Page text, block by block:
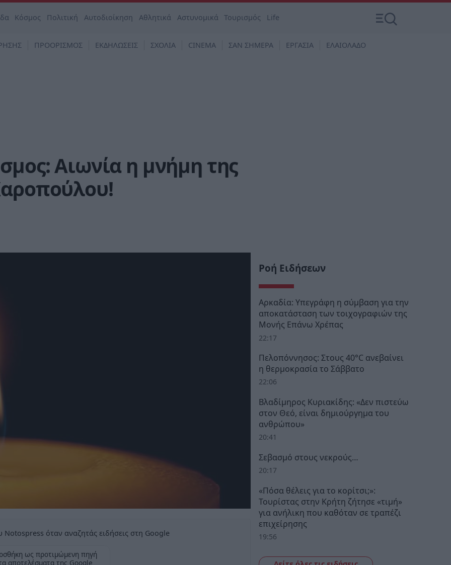
Κόσμος Πολιτική Αυτοδιοίκηση Αθλητικά Αστυνομικά Τουρισμός Life
ΠΡΟΟΡΙΣΜΟΣ ΕΚΔΗΛΩΣΕΙΣ ΣΧΟΛΙΑ CINEMA ΣΑΝ ΣΗΜΕΡΑ ΕΡΓΑΣΙΑ ΕΛΑΙΟΛΑΔΟ
Αιωνία η μνήμη της
όταν αναζητάς ειδήσεις στη Google
ως προτιμώμενη πηγή
αποτελέσματα της Google
Ροή Ειδήσεων
Αρκαδία: Υπεγράφη η σύμβαση για την
αποκατάσταση των τοιχογραφιών της
Μονής Επάνω Χρέπας
22:17
Πελοπόννησος: Στους 40°C ανεβαίνει
η θερμοκρασία το Σάββατο
22:06
Βλαδίμηρος Κυριακίδης: «Δεν πιστεύω
στον Θεό, είναι δημιούργημα του
ανθρώπου»
20:41
Σεβασμό στους νεκρούς…
20:17
«Πόσα θέλεις για το κορίτσι;»:
Τουρίστας στην Κρήτη ζήτησε «τιμή»
για ανήλικη που καθόταν σε τραπέζι
επιχείρησης
19:56